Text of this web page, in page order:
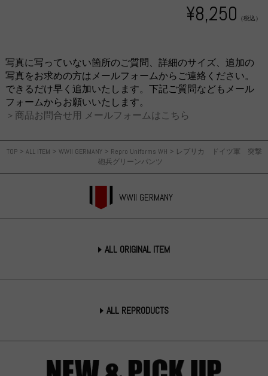
TOP> ALL ITEM > WWII GERMANY> Repro Uniforms WH > レプリカ ドイツ軍 突撃
砲兵グリーンパンツ
WWII GERMANY
ALL ORIGINAL ITEM
ALL REPRODUCTS
¥8,250 （税込）
写真に写っていない箇所のご質問、詳細のサイズ、追加の
写真をお求めの方はメールフォームからご連絡ください。
できるだけ早く追加いたします。下記ご質問などもメール
フォームからお願いいたします。
＞商品お問合せ用 メールフォームはこちら